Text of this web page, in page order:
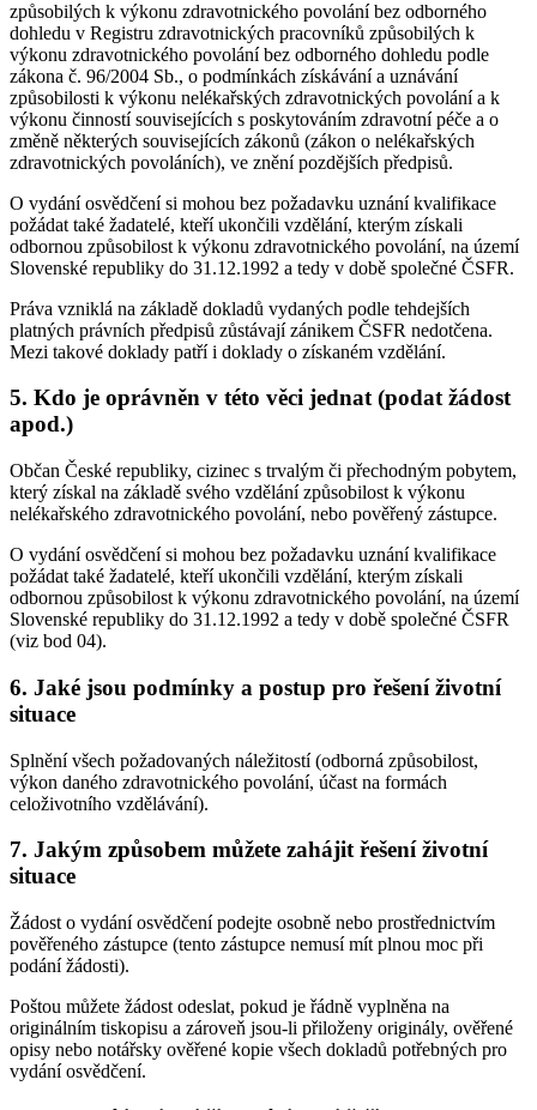
způsobilých k výkonu zdravotnického povolání bez odborného
dohledu v Registru zdravotnických pracovníků způsobilých k
výkonu zdravotnického povolání bez odborného dohledu podle
zákona č. 96/2004 Sb., o podmínkách získávání a uznávání
způsobilosti k výkonu nelékařských zdravotnických povolání a k
výkonu činností souvisejících s poskytováním zdravotní péče a o
změně některých souvisejících zákonů (zákon o nelékařských
zdravotnických povoláních), ve znění pozdějších předpisů.
O vydání osvědčení si mohou bez požadavku uznání kvalifikace
požádat také žadatelé, kteří ukončili vzdělání, kterým získali
odbornou způsobilost k výkonu zdravotnického povolání, na území
Slovenské republiky do 31.12.1992 a tedy v době společné ČSFR.
Práva vzniklá na základě dokladů vydaných podle tehdejších
platných právních předpisů zůstávají zánikem ČSFR nedotčena.
Mezi takové doklady patří i doklady o získaném vzdělání.
5. Kdo je oprávněn v této věci jednat (podat žádost
apod.)
Občan České republiky, cizinec s trvalým či přechodným pobytem,
který získal na základě svého vzdělání způsobilost k výkonu
nelékařského zdravotnického povolání, nebo pověřený zástupce.
O vydání osvědčení si mohou bez požadavku uznání kvalifikace
požádat také žadatelé, kteří ukončili vzdělání, kterým získali
odbornou způsobilost k výkonu zdravotnického povolání, na území
Slovenské republiky do 31.12.1992 a tedy v době společné ČSFR
(viz bod 04).
6. Jaké jsou podmínky a postup pro řešení životní
situace
Splnění všech požadovaných náležitostí (odborná způsobilost,
výkon daného zdravotnického povolání, účast na formách
celoživotního vzdělávání).
7. Jakým způsobem můžete zahájit řešení životní
situace
Žádost o vydání osvědčení podejte osobně nebo prostřednictvím
pověřeného zástupce (tento zástupce nemusí mít plnou moc při
podání žádosti).
Poštou můžete žádost odeslat, pokud je řádně vyplněna na
originálním tiskopisu a zároveň jsou-li přiloženy originály, ověřené
opisy nebo notářsky ověřené kopie všech dokladů potřebných pro
vydání osvědčení.